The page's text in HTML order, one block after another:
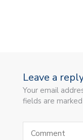
Leave a
Your email
fields are